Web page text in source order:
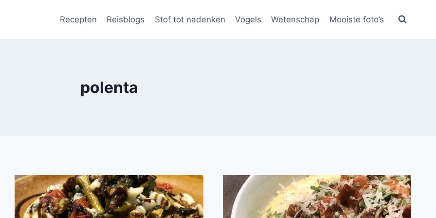
Recepten Reisblogs Stof tot nadenken Vogels Wetenschap Mooiste foto’s
polenta